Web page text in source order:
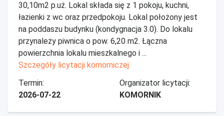
30,10m2 p.uż. Lokal składa się z 1 pokoju, kuchni,
łazienki z wc oraz przedpokoju. Lokal położony jest
na poddaszu budynku (kondygnacja 3.0). Do lokalu
przynależy piwnica o pow. 6,20 m2. Łączna
powierzchnia lokalu mieszkalnego i ...
Szczegóły licytacji komorniczej
Termin:
2026-07-22
Organizator licytacji:
KOMORNIK